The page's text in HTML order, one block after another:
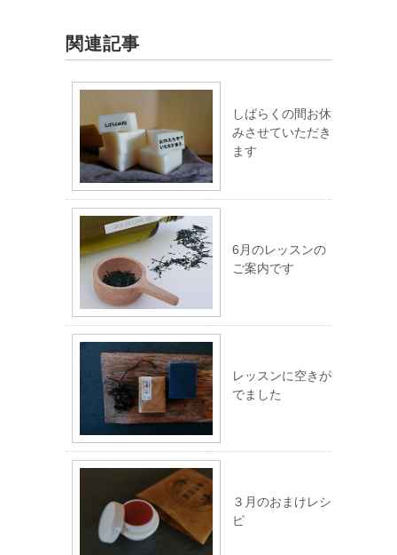
関連記事
しばらくの間お休
みさせていただき
ます
6月のレッスンの
ご案内です
レッスンに空きが
でました
３月のおまけレシ
ピ